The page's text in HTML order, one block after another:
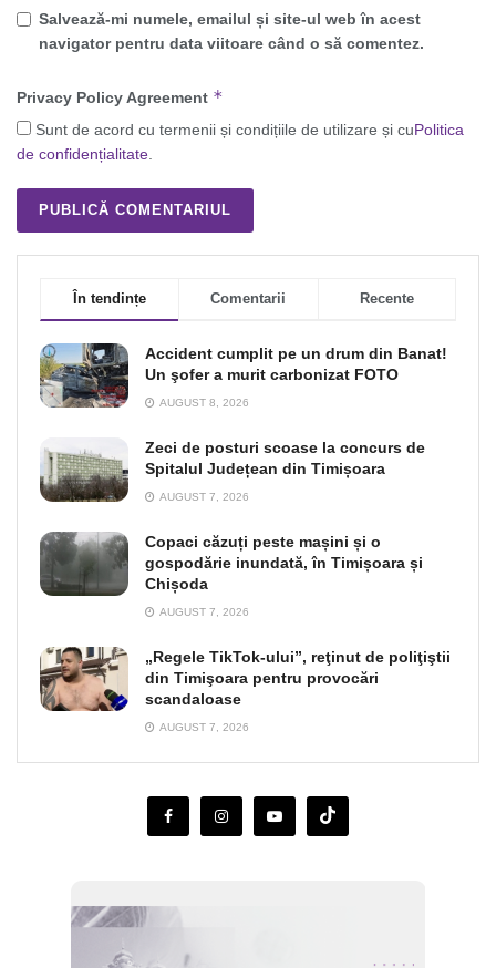
Salvează-mi numele, emailul și site-ul web în acest
navigator pentru data viitoare când o să comentez.
Privacy Policy Agreement *
Sunt de acord cu termenii și condițiile de utilizare și cuPolitica
de confidențialitate.
În tendințe Comentarii Recente
Accident cumplit pe un drum din Banat!
Un şofer a murit carbonizat FOTO
AUGUST 8, 2026
Zeci de posturi scoase la concurs de
Spitalul Județean din Timișoara
AUGUST 7, 2026
Copaci căzuți peste mașini și o
gospodărie inundată, în Timișoara și
Chișoda
AUGUST 7, 2026
„Regele TikTok-ului”, reţinut de poliţiştii
din Timişoara pentru provocări
scandaloase
AUGUST 7, 2026